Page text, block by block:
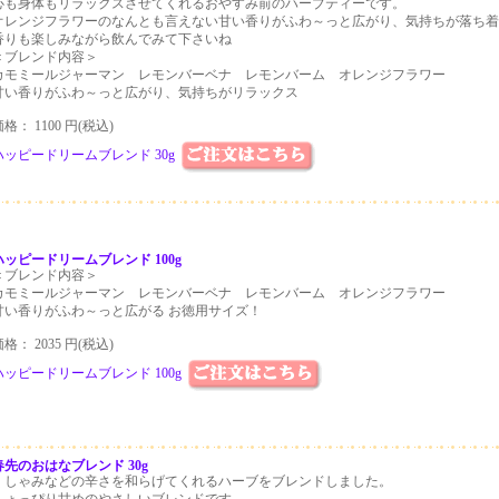
も身体もリラックスさせてくれるおやすみ前のハーブティーです。
レンジフラワーのなんとも言えない甘い香りがふわ～っと広がり、気持ちが落ち
りも楽しみながら飲んでみて下さいね
ブレンド内容＞
モミールジャーマン レモンバーベナ レモンバーム オレンジフラワー
い香りがふわ～っと広がり、気持ちがリラックス
格： 1100 円(税込)
ッピードリームブレンド 30g
ッピードリームブレンド 100g
ブレンド内容＞
モミールジャーマン レモンバーベナ レモンバーム オレンジフラワー
い香りがふわ～っと広がる お徳用サイズ！
格： 2035 円(税込)
ッピードリームブレンド 100g
先のおはなブレンド 30g
しゃみなどの辛さを和らげてくれるハーブをブレンドしました。